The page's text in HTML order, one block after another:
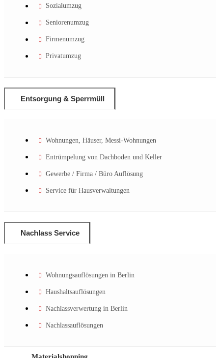
Sozialumzug
Seniorenumzug
Firmenumzug
Privatumzug
Entsorgung & Sperrmüll
Wohnungen, Häuser, Messi-Wohnungen
Entrümpelung von Dachboden und Keller
Gewerbe / Firma / Büro Auflösung
Service für Hausverwaltungen
Nachlass Service
Wohnungsauflösungen in Berlin
Haushaltsauflösungen
Nachlassverwertung in Berlin
Nachlassauflösungen